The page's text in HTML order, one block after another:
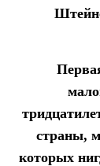
страны,
которых